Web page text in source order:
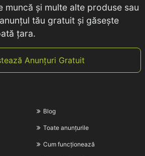
muncă și multe alte produse sau
tău gratuit și găsește
țara.
Anunțuri Gratuit
Blog
Toate anunțurile
Cum funcționează